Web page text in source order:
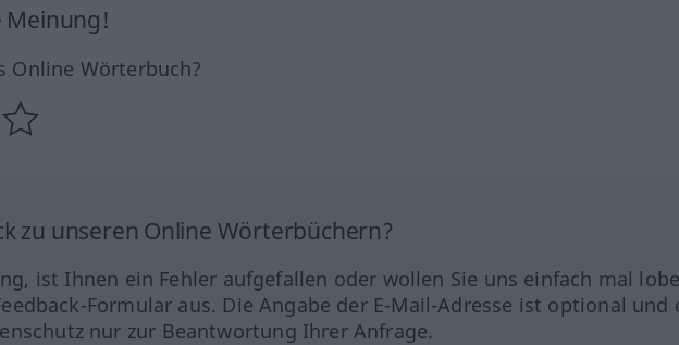
Meinung!
Online Wörterbuch?
zu unseren Online Wörterbüchern?
ist Ihnen ein Fehler aufgefallen oder wollen Sie uns einfach mal
Formular aus. Die Angabe der E-Mail-Adresse ist optional und
nur zur Beantwortung Ihrer Anfrage.